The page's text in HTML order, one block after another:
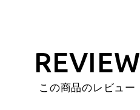
REVIEW
この商品のレビュー